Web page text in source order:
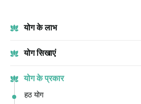
योग के लाभ
योग सिखाएं
योग के प्रकार
हठ योग